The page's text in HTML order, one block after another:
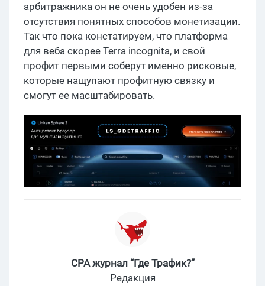
арбитражника он не очень удобен из-за
отсутствия понятных способов монетизации.
Так что пока констатируем, что платформа
для веба скорее Terra incognita, и свой
профит первыми соберут именно рисковые,
которые нащупают профитную связку и
смогут ее масштабировать.
CPA журнал “Где Трафик?”
Редакция